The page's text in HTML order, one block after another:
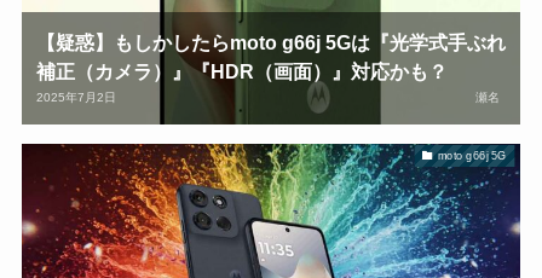
【疑惑】もしかしたらmoto g66j 5Gは『光学式手ぶれ
補正（カメラ）』『HDR（画面）』対応かも？
2025年7月2日 瀬名
moto g66j 5G